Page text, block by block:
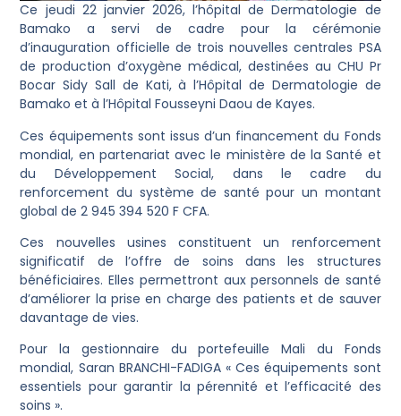
Ce jeudi 22 janvier 2026, l’hôpital de Dermatologie de
Bamako a servi de cadre pour la cérémonie
d’inauguration officielle de trois nouvelles centrales PSA
de production d’oxygène médical, destinées au CHU Pr
Bocar Sidy Sall de Kati, à l’Hôpital de Dermatologie de
Bamako et à l’Hôpital Fousseyni Daou de Kayes.
Ces équipements sont issus d’un financement du Fonds
mondial, en partenariat avec le ministère de la Santé et
du Développement Social, dans le cadre du
renforcement du système de santé pour un montant
global de 2 945 394 520 F CFA.
Ces nouvelles usines constituent un renforcement
significatif de l’offre de soins dans les structures
bénéficiaires. Elles permettront aux personnels de santé
d’améliorer la prise en charge des patients et de sauver
davantage de vies.
Pour la gestionnaire du portefeuille Mali du Fonds
mondial, Saran BRANCHI-FADIGA « Ces équipements sont
essentiels pour garantir la pérennité et l’efficacité des
soins ».